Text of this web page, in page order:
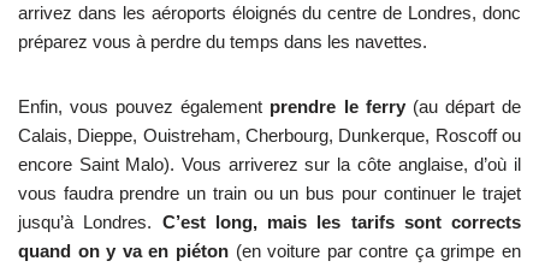
arrivez dans les aéroports éloignés du centre de Londres, donc
préparez vous à perdre du temps dans les navettes.
Enfin, vous pouvez également prendre le ferry(au départ de
Calais, Dieppe, Ouistreham, Cherbourg, Dunkerque, Roscoff ou
encore Saint Malo). Vous arriverez sur la côte anglaise, d’où il
vous faudra prendre un train ou un bus pour continuer le trajet
jusqu’à Londres. C’est long, mais les tarifs sont corrects
quand on y va en piéton(en voiture par contre ça grimpe en